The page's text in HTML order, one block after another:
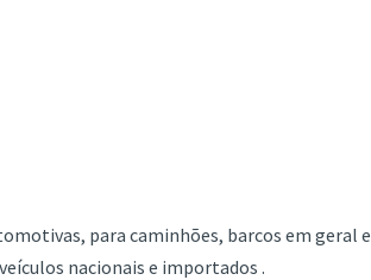
para caminhões, barcos em geral e
nacionais e importados .